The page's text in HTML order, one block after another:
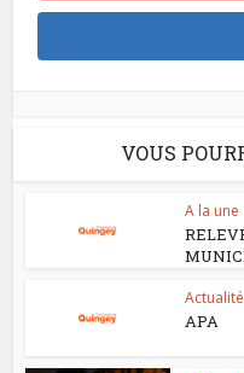
VOUS
A la une
APA